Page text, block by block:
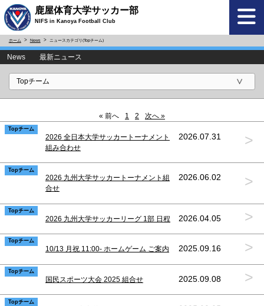
鹿屋体育大学サッカー部
NIFS in Kanoya Football Club
ホーム News ニュースカテゴリ(Topチーム)
News 最新ニュース
« 前へ 1 2 次へ »
Topチーム
2026 全日本大学サッカートーナメント
組み合わせ
2026.07.31 >
Topチーム
2026 九州大学サッカートーナメント組
合せ
2026.06.02 >
Topチーム
2026 九州大学サッカーリーグ 1部 日程 2026.04.05 >
Topチーム
10/13 月祝 11:00- ホームゲーム ご案内 2025.09.16 >
Topチーム
国民スポーツ大会 2025 組合せ 2025.09.08 >
Topチーム